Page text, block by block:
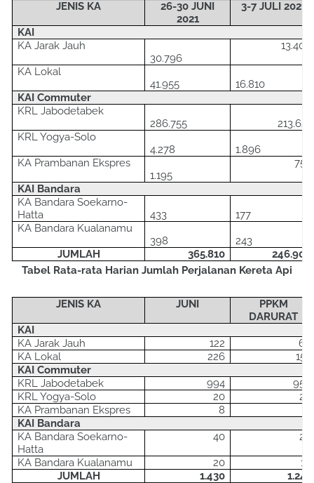
JENIS KA 26-30 JUNI
2021
3-7 JULI 2021
KAI
KA JarakJauh
30.796
13.409
KA Lokal
41.955 16.810
KAI Commuter
KRL Jabodetabek
286.755 213.621
KRL Yogya-Solo
4.278 1.896
KA Prambanan Ekspres
1.195
753
KAI Bandara
KA Bandara Soekarno-
Hatta 433
177
KA Bandara Kualanamu
398
243
JUMLAH
365.810
246.909
Tabel Rata-rata Harian Jumlah Perjalanan Kereta Api
JENIS KA JUNI
PPKM
DARURAT
KAI
KA JarakJauh 122
68
KA Lokal
226
153
KAI Commuter
KRL Jabodetabek 994
956
KRL Yogya-Solo 20
20
KA Prambanan Ekspres 8
KAI Bandara
KA Bandara Soekarno-
Hatta
40 20
KA Bandara Kualanamu 20
16
JUMLAH
1.430 1.241